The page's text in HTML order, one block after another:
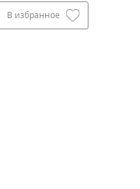
В избранное